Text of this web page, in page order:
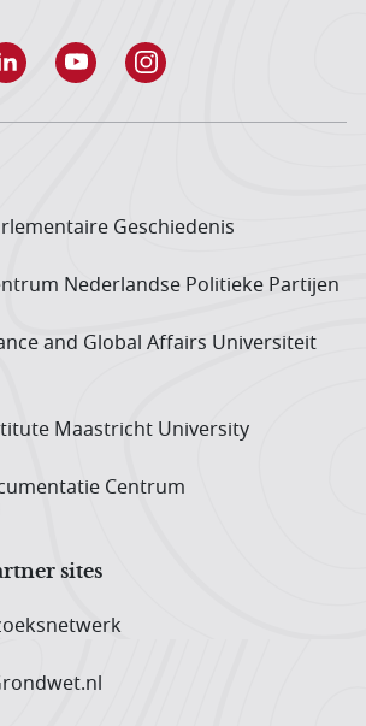
Geschiedenis
Neder­landse Politieke Partijen
and Global Affairs Universiteit
Maastricht University
Centrum
sites